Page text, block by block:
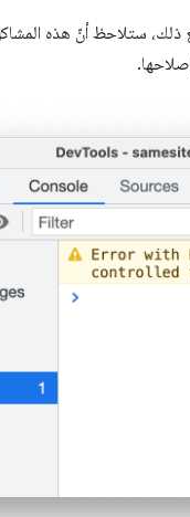
ذلك، ستلاحظ أنّ هذه